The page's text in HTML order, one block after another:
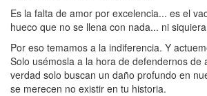
Es la falta de amor por excelencia... es el
hueco que no se llena con nada... ni
Por eso temamos a la indiferencia. Y
Solo usémosla a la hora de defendernos de
verdad solo buscan un daño profundo en
se merecen no existir en tu historia.